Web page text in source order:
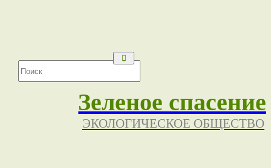
Зеленое спасение
ЭКОЛОГИЧЕСКОЕ ОБЩЕСТВО